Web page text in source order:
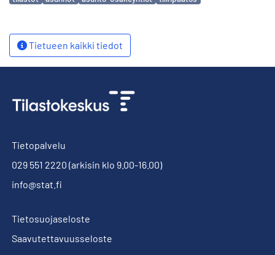
Tietueen kaikki tiedot
Tietopalvelu
029 551 2220 (arkisin klo 9.00-16.00)
info@stat.fi
Tietosuojaseloste
Saavutettavuusseloste